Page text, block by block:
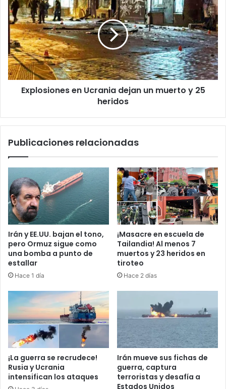
r
ó
n
c
o
u
n
c
a
!
2
6
d
s
a
i
t
í
t
r
a
f
c
a
n
c
o
m
e
n
o
r
x
p
l
o
s
i
o
n
c
a
d
e
a
n
u
n
u
e
r
t
o
2
5
h
e
Explosiones en Ucrania dejan un muerto y 25
heridos
Publicaciones relacionadas
Irán y EE.UU. bajan el tono,
pero Ormuz sigue como
una bomba a punto de
estallar
Hace 1 día
¡Masacre en escuela de
Tailandia! Al menos 7
muertos y 23 heridos en
tiroteo
Hace 2 días
¡La guerra se recrudece!
Rusia y Ucrania
intensifican los ataques
Irán mueve sus fichas de
guerra, captura
terroristas y desafía a
Estados Unidos